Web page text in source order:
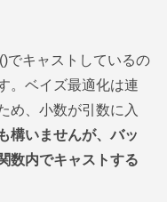
でキャストしているの
。ベイズ最適化は連
め、小数が引数に入
構いませんが、バッ
数内でキャストする